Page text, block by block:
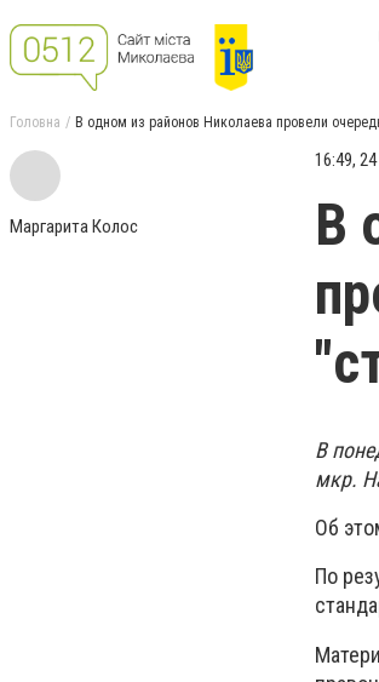
Головна В одном из районов Николаева провели
Маргарита Колос
16:49,
В
В
мкр.
Об
По